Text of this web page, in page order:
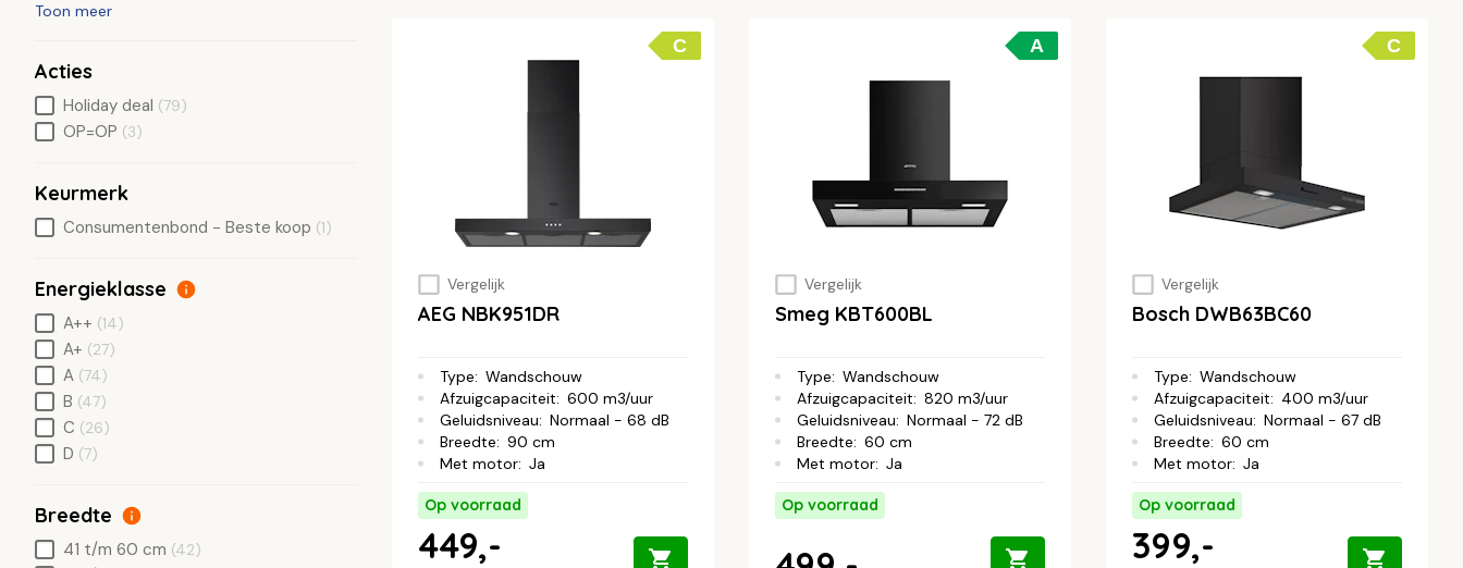
C
Vergelijk
AEG NBK951DR
Type: Wandschouw
Afzuigcapaciteit: 600 m3/uur
Geluidsniveau: Normaal - 68 dB
Breedte: 90 cm
Met motor: Ja
Op voorraad
449,-
A
Vergelijk
Smeg KBT600BL
Type: Wandschouw
Afzuigcapaciteit: 820 m3/uur
Geluidsniveau: Normaal - 72 dB
Breedte: 60 cm
Met motor: Ja
Op voorraad
C
Vergelijk
Bosch DWB63BC60
Type: Wandschouw
Afzuigcapaciteit: 400 m3/uur
Geluidsniveau: Normaal - 67 dB
Breedte: 60 cm
Met motor: Ja
Op voorraad
399,-
Toon meer
Acties
Holiday deal (79)
OP=OP (3)
Keurmerk
Consumentenbond - Beste koop (1)
Energieklasse
A++ (14)
A+ (27)
A (74)
B (47)
C (26)
D (7)
Breedte
41 t/m 60 cm (42)